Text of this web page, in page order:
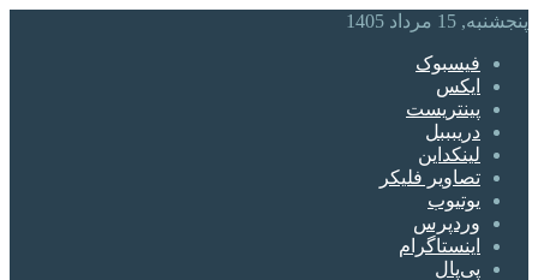
پنجشنبه, 15 مرداد 1405
فیسبوک
ایکس
پینتریست
دریبببل
لینکداین
تصاویر فلیکر
یوتیوب
وردپرس
اینستاگرام
پی‌پال